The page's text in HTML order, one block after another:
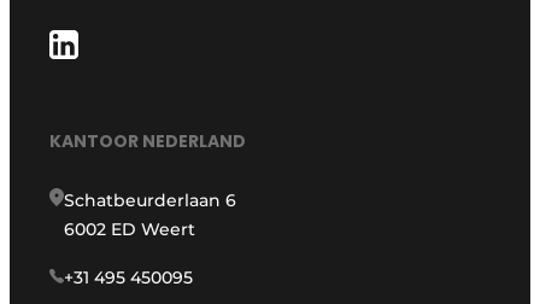
KANTOOR NEDERLAND
Schatbeurderlaan 6
6002 ED Weert
+31 495 450095